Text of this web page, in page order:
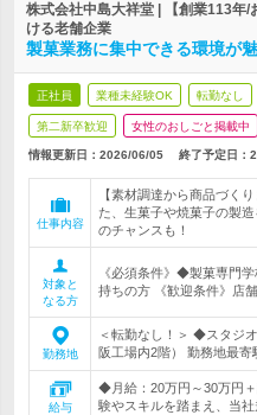
株式会社中島大祥堂 | 【創業113年
ける老舗企業
製菓業務に集中できる環境が
正社員 業種未経験OK 転勤なし
第二新卒歓迎 女性のおしごと掲載中
情報更新日：2026/06/05 終了予定日：
仕事内容
【素材調達から商品づく
た、生菓子や焼菓子の製
のチャンスも！
対象と
なる方
《必須条件》◆製菓専門
持ちの方 《歓迎条件》店
勤務地
＜転勤なし！＞ ◆スタジ
阪工場内2階） 勤務地最寄
給与
◆月給：20万円～30万円
験やスキルを踏まえ、当